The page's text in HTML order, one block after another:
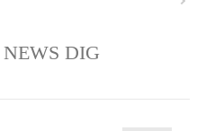
DIG